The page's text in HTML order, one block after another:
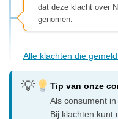
dat deze klacht over
genomen.
Alle klachten die
Tip van onze
Als consument
Bij klachten kunt